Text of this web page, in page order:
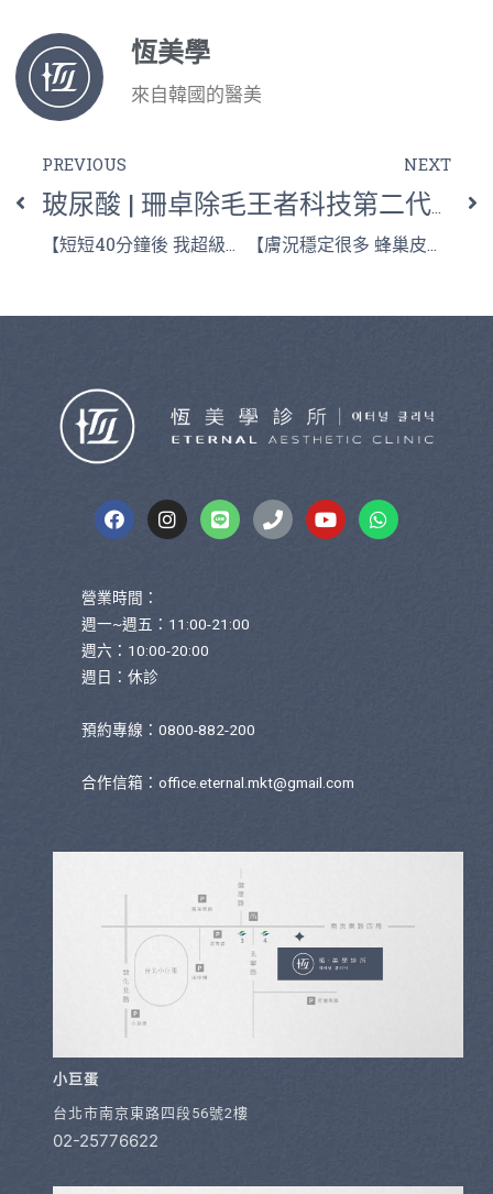
恆美學
來自韓國的醫美
PREVIOUS
玻尿酸 | 珊卓除毛
【短短40分鐘後 我超級滿意】
NEXT
王者科技第二代皮克爾皮秒雷射
【膚況穩定很多 蜂巢皮秒是值得投資的】
營業時間：
週一~週五：11:00-21:00
週六：10:00-20:00
週日：休診
預約專線：0800-882-200
合作信箱： office.eternal.mkt@gmail.com
小巨蛋
台北市南京東路四段56號2樓
02-25776622